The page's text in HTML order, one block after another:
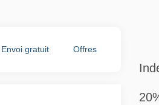
Envoi gratuit Offres